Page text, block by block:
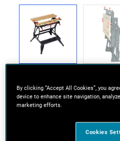
Previous
Zakres zastosowania:
By clicking “Accept All Cookies”, you
device to enhance site navigation,
marketing efforts.
Cookies